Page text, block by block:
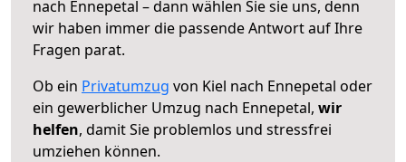
nach Ennepetal – dann wählen Sie sie uns, denn
wir haben immer die passende Antwort auf Ihre
Fragen parat.
Ob ein Privatumzug von Kiel nach Ennepetal oder
ein gewerblicher Umzug nach Ennepetal, wir
helfen, damit Sie problemlos und stressfrei
umziehen können.